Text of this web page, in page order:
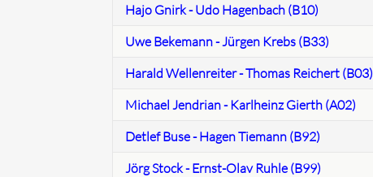
Hajo Gnirk - Udo Hagenbach (B10)
Uwe Bekemann - Jürgen Krebs (B33)
Harald Wellenreiter - Thomas Reichert (B03)
Michael Jendrian - Karlheinz Gierth (A02)
Detlef Buse - Hagen Tiemann (B92)
Jörg Stock - Ernst-Olav Ruhle (B99)